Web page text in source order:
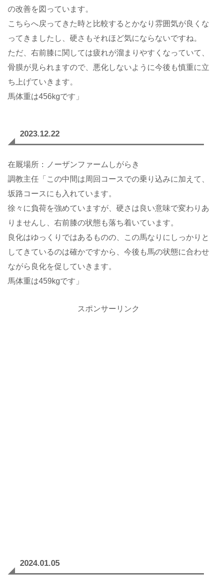
の改善を図っています。
こちらへ戻ってきた時と比較するとかなり雰囲気が良くな
ってきましたし、硬さもそれほど気にならないですね。
ただ、右前膝に関しては疲れが溜まりやすくなっていて、
骨膜が見られますので、悪化しないように今後も慎重に立
ち上げていきます。
馬体重は456kgです」
2023.12.22
在厩場所：ノーザンファームしがらき
調教主任「この中間は周回コースでの乗り込みに加えて、
坂路コースにも入れています。
徐々に負荷を強めていますが、硬さは良い意味で変わりあ
りませんし、右前膝の状態も落ち着いています。
良化はゆっくりではあるものの、この馬なりにしっかりと
してきているのは確かですから、今後も馬の状態に合わせ
ながら良化を促していきます。
馬体重は459kgです」
スポンサーリンク
2024.01.05